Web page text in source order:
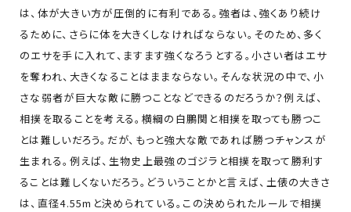
は、体が大きい方が圧倒的に有利である。強者は、強くあり続け
るために、さらに体を大きくしなければならない。そのため、多く
のエサを手に入れて、ますます強くなろうとする。小さい者はエサ
を奪われ、大きくなることはままならない。そんな状況の中で、小
さな弱者が巨大な敵に勝つことなどできるのだろうか？例えば、
相撲を取ることを考える。横綱の白鵬関と相撲を取っても勝つこ
とは難しいだろう。だが、もっと強大な敵であれば勝つチャンスが
生まれる。例えば、生物史上最強のゴジラと相撲を取って勝利す
ることは難しくないだろう。どういうことかと言えば、土俵の大きさ
は、直径4.55mと決められている。この決められたルールで相撲